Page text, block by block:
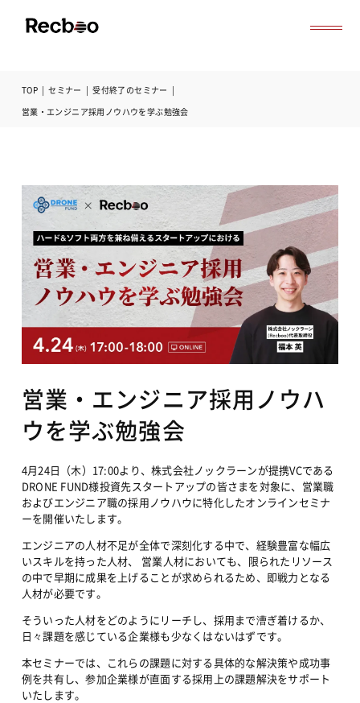
導入事例
無料オンライン相談
サービス資料ダウンロード
TOP | セミナー | 受付終了のセミナー |
営業・エンジニア採用ノウハウを学ぶ勉強会
営業・エンジニア採用ノウハ
ウを学ぶ勉強会
4月24日（木）17:00より、株式会社ノックラーンが提携VCである
DRONE FUND様投資先スタートアップの皆さまを対象に、営業職
およびエンジニア職の採用ノウハウに特化したオンラインセミナ
ーを開催いたします。
エンジニアの人材不足が全体で深刻化する中で、経験豊富な幅広
いスキルを持った人材、 営業人材においても、限られたリソース
の中で早期に成果を上げることが求められるため、即戦力となる
人材が必要です。
そういった人材をどのようにリーチし、採用まで漕ぎ着けるか、
日々課題を感じている企業様も少なくはないはずです。
本セミナーでは、これらの課題に対する具体的な解決策や成功事
例を共有し、参加企業様が直面する採用上の課題解決をサポート
いたします。